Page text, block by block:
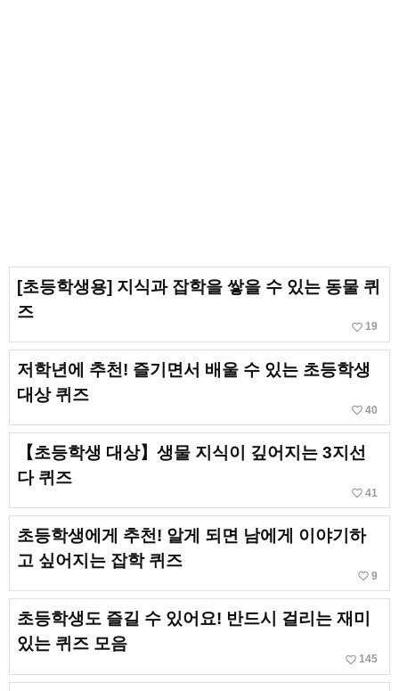
[초등학생용] 지식과 잡학을 쌓을 수 있는 동물 퀴
즈
favorite_border 19
저학년에 추천! 즐기면서 배울 수 있는 초등학생
대상 퀴즈
favorite_border 40
【초등학생 대상】생물 지식이 깊어지는 3지선
다 퀴즈
favorite_border 41
초등학생에게 추천! 알게 되면 남에게 이야기하
고 싶어지는 잡학 퀴즈
favorite_border 9
초등학생도 즐길 수 있어요! 반드시 걸리는 재미
있는 퀴즈 모음
favorite_border 145